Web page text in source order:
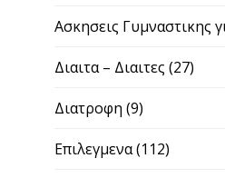
Ασκησεις Γυμναστικης
Διαιτα – Διαιτες (27)
Διατροφη (9)
Επιλεγμενα(112)